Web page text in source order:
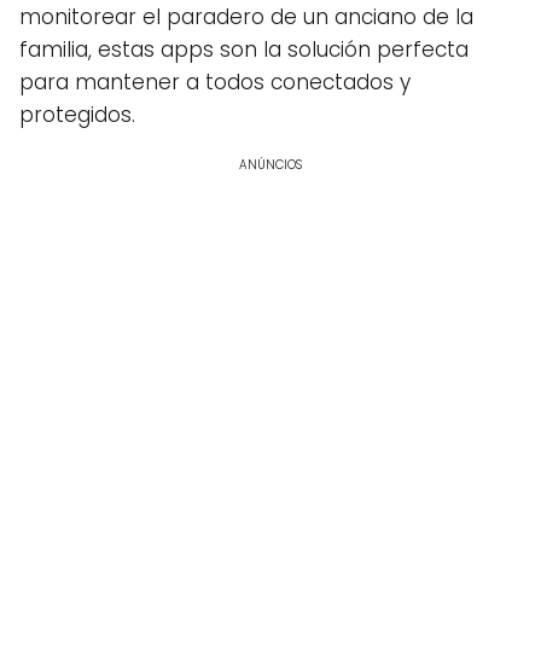
monitorear el paradero de un anciano de la
familia, estas apps son la solución perfecta
para mantener a todos conectados y
protegidos.
ANÚNCIOS